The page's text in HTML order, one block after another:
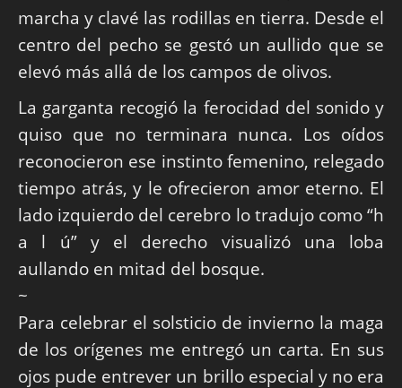
marcha y clavé las rodillas en tierra. Desde el
centro del pecho se gestó un aullido que se
elevó más allá de los campos de olivos.
La garganta recogió la ferocidad del sonido y
quiso que no terminara nunca. Los oídos
reconocieron ese instinto femenino, relegado
tiempo atrás, y le ofrecieron amor eterno. El
lado izquierdo del cerebro lo tradujo como “h
a l ú” y el derecho visualizó una loba
aullando en mitad del bosque.
~
Para celebrar el solsticio de invierno la maga
de los orígenes me entregó un carta. En sus
ojos pude entrever un brillo especial y no era